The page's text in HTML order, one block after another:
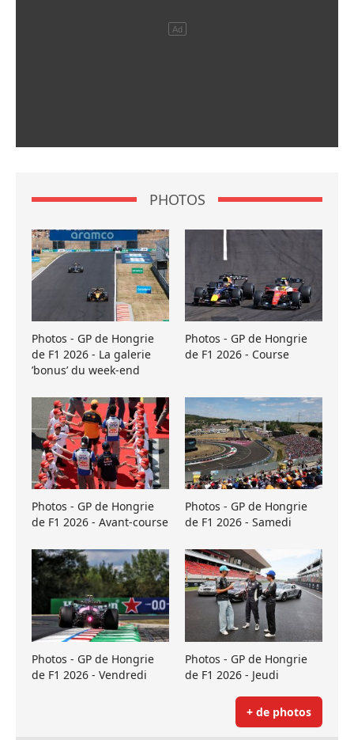
PHOTOS
Photos - GP de Hongrie
de F1 2026 - La galerie
’bonus’ du week-end
Photos - GP de Hongrie
de F1 2026 - Course
Photos - GP de Hongrie
de F1 2026 - Avant-course
Photos - GP de Hongrie
de F1 2026 - Samedi
Photos - GP de Hongrie
de F1 2026 - Vendredi
Photos - GP de Hongrie
de F1 2026 - Jeudi
+ de photos